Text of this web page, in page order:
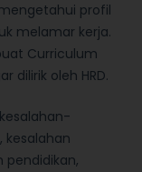
profil
melamar kerja.
Curriculum
dilirik oleh HRD.
kesalahan
pendidikan,